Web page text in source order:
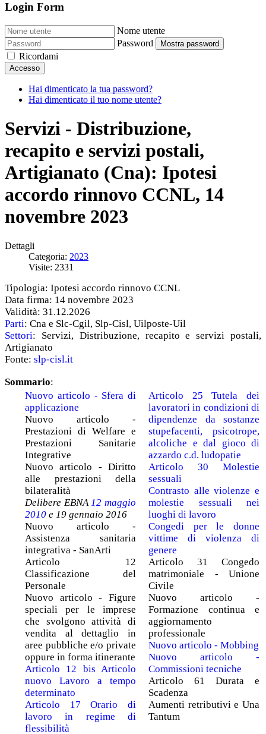
Login Form
Nome utente
Password
Mostra password
Ricordami
Accesso
Hai dimenticato la tua password?
Hai dimenticato il tuo nome utente?
Servizi - Distribuzione,
recapito e servizi postali,
Artigianato (Cna): Ipotesi
accordo rinnovo CCNL, 14
novembre 2023
Dettagli
Categoria: 2023
Visite: 2331
Tipologia: Ipotesi accordo rinnovo CCNL
Data firma: 14 novembre 2023
Validità: 31.12.2026
Parti: Cna e Slc-Cgil, Slp-Cisl, Uilposte-Uil
Settori: Servizi, Distribuzione, recapito e servizi postali,
Artigianato
Fonte: slp-cisl.it
Sommario:
Nuovo articolo - Sfera di
applicazione
Nuovo articolo -
Prestazioni di Welfare e
Prestazioni Sanitarie
Integrative
Nuovo articolo - Diritto
alle prestazioni della
bilateralità
Delibere EBNA 12 maggio
2010 e 19 gennaio 2016
Nuovo articolo -
Assistenza sanitaria
integrativa - SanArti
Articolo 12
Classificazione del
Personale
Nuovo articolo - Figure
speciali per le imprese
che svolgono attività di
vendita al dettaglio in
aree pubbliche e/o private
oppure in forma itinerante
Articolo 12 bis Articolo
nuovo Lavoro a tempo
determinato
Articolo 17 Orario di
lavoro in regime di
flessibilità
Articolo 25 Tutela dei
lavoratori in condizioni di
dipendenze da sostanze
stupefacenti, psicotrope,
alcoliche e dal gioco di
azzardo c.d. ludopatie
Articolo 30 Molestie
sessuali
Contrasto alle violenze e
molestie sessuali nei
luoghi di lavoro
Congedi per le donne
vittime di violenza di
genere
Articolo 31 Congedo
matrimoniale - Unione
Civile
Nuovo articolo -
Formazione continua e
aggiornamento
professionale
Nuovo articolo - Mobbing
Nuovo articolo -
Commissioni tecniche
Articolo 61 Durata e
Scadenza
Aumenti retributivi e Una
Tantum